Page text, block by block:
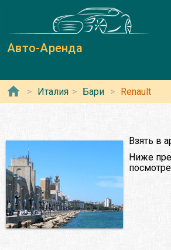
Авто-Аренда
Италия Бари Renault
Взять в
Ниже